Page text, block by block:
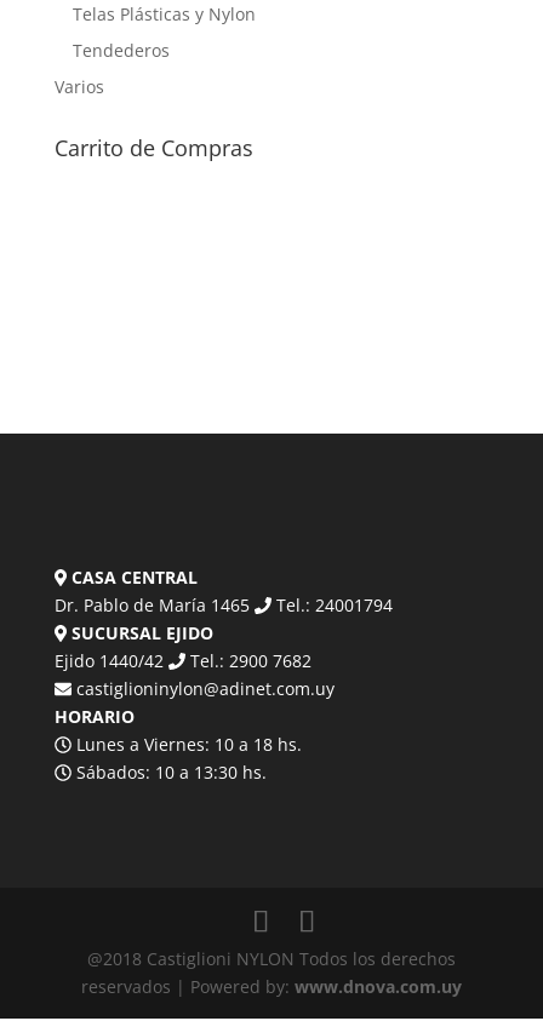
Telas Plásticas y Nylon
Tendederos
Varios
Carrito de Compras
CASA CENTRAL
Dr. Pablo de María 1465
Tel.: 24001794
SUCURSAL EJIDO
Ejido 1440/42
Tel.: 2900 7682
castiglioninylon@adinet.com.uy
HORARIO
Lunes a Viernes: 10 a 18 hs.
Sábados: 10 a 13:30 hs.
@2018 Castiglioni NYLON Todos los derechos
reservados | Powered by: www.dnova.com.uy